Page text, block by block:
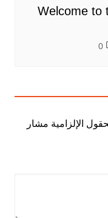
Welcome to
0
الإلزامية مشار